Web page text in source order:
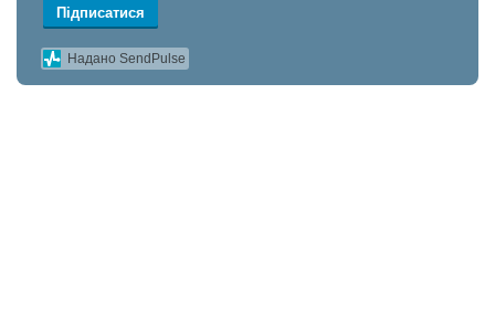
Підписатися
Надано SendPulse